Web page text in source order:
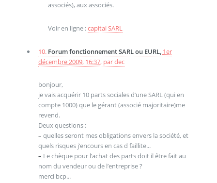
associés), aux associés.
Voir en ligne :capital SARL
10. Forum fonctionnement SARL ou EURL, 1er
décembre 2009, 16:37, pardec
bonjour,
je vais acquérir 10 parts sociales d’une SARL (qui en
compte 1000) que le gérant (associé majoritaire)me
revend.
Deux questions :
– quelles seront mes obligations envers la société, et
quels risques j’encours en cas d faillite...
– Le chèque pour l’achat des parts doit il être fait au
nom du vendeur ou de l’entreprise ?
merci bcp...